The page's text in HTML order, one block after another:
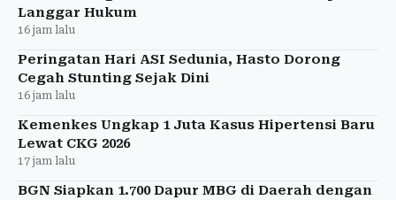
Langgar Hukum
16 jam lalu
Peringatan Hari ASI Sedunia, Hasto Dorong
Cegah Stunting Sejak Dini
16 jam lalu
Kemenkes Ungkap 1 Juta Kasus Hipertensi Baru
Lewat CKG 2026
17 jam lalu
BGN Siapkan 1.700 Dapur MBG di Daerah dengan